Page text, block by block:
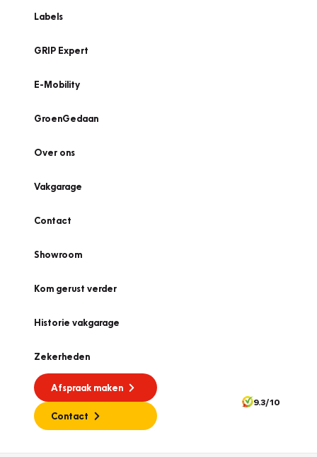
Labels
GRIP Expert
E-Mobility
GroenGedaan
Over ons
Vakgarage
Contact
Showroom
Kom gerust verder
Historie vakgarage
Zekerheden
Afspraak maken
Contact
9.3/10